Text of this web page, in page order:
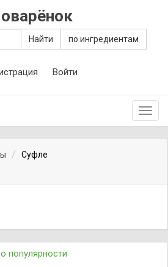
Найти по ингредиентам
Войти
Суфле
популярности